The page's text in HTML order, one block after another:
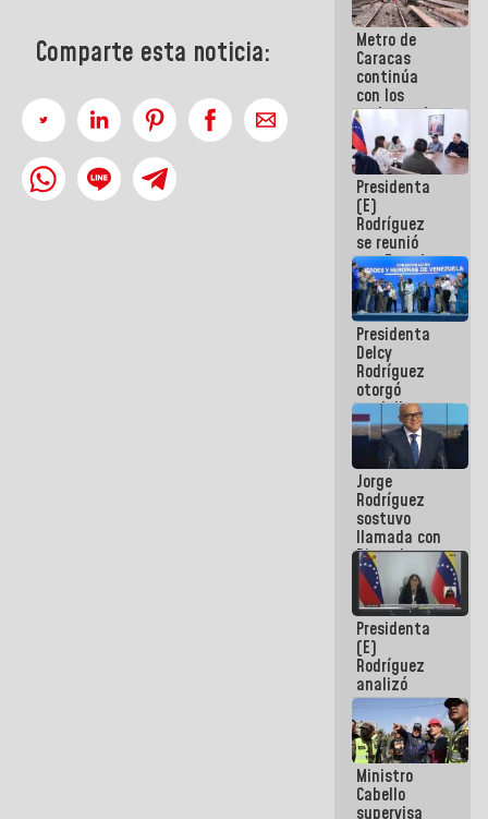
Comparte esta noticia: Metro de
Caracas
continúa
con los
trabajos de
mantenimiento
e inspección
en la Línea 2
Presidenta
(E)
Rodríguez
se reunió
con Estado
Mayor
Eléctrico
para
abordar
planes de
acción
Presidenta
Delcy
Rodríguez
otorgó
medalla
"Héroe de
Venezuela"
a servidores
públicos
Jorge
Rodríguez
sostuvo
llamada con
Dinorah
Figuera y
acuerdan
primer
encuentro
presencial
para el
diálogo
Presidenta
(E)
Rodríguez
analizó
junto a
gobernadores
planes de
recuperación
del Sistema
Eléctrico
Ministro
Cabello
supervisa